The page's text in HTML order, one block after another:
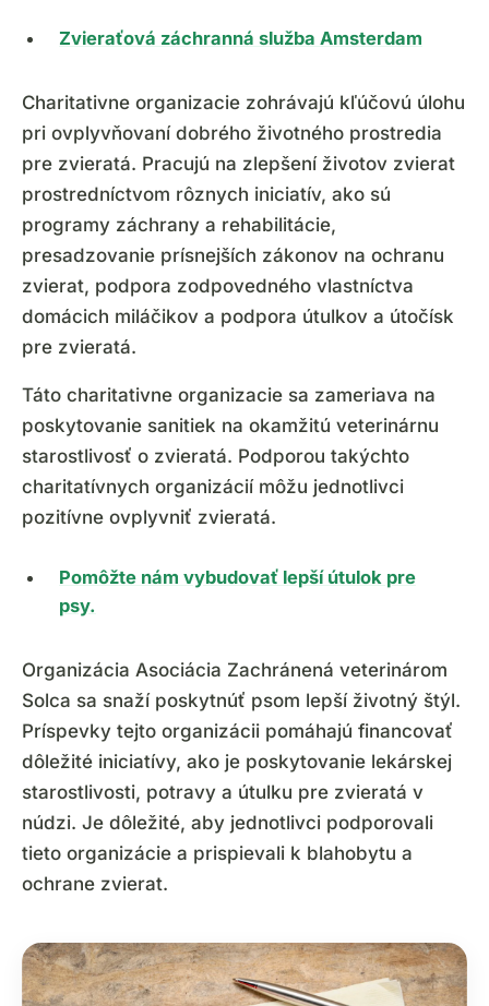
Zvieraťová záchranná služba Amsterdam
Charitativne organizacie zohrávajú kľúčovú úlohu
pri ovplyvňovaní dobrého životného prostredia
pre zvieratá. Pracujú na zlepšení životov zvierat
prostredníctvom rôznych iniciatív, ako sú
programy záchrany a rehabilitácie,
presadzovanie prísnejších zákonov na ochranu
zvierat, podpora zodpovedného vlastníctva
domácich miláčikov a podpora útulkov a útočísk
pre zvieratá.
Táto charitativne organizacie sa zameriava na
poskytovanie sanitiek na okamžitú veterinárnu
starostlivosť o zvieratá. Podporou takýchto
charitatívnych organizácií môžu jednotlivci
pozitívne ovplyvniť zvieratá.
Pomôžte nám vybudovať lepší útulok pre
psy.
Organizácia Asociácia Zachránená veterinárom
Solca sa snaží poskytnúť psom lepší životný štýl.
Príspevky tejto organizácii pomáhajú financovať
dôležité iniciatívy, ako je poskytovanie lekárskej
starostlivosti, potravy a útulku pre zvieratá v
núdzi. Je dôležité, aby jednotlivci podporovali
tieto organizácie a prispievali k blahobytu a
ochrane zvierat.